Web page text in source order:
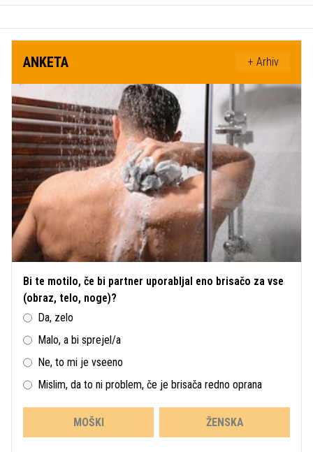
ANKETA + Arhiv
Bi te motilo, če bi partner uporabljal eno brisačo za vse
(obraz, telo, noge)?
Da, zelo
Malo, a bi sprejel/a
Ne, to mi je vseeno
Mislim, da to ni problem, če je brisača redno oprana
MOŠKI ŽENSKA